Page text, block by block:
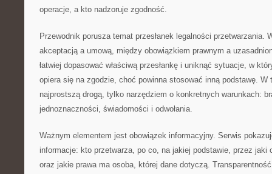
operacje, a kto nadzoruje zgodność.
Przewodnik porusza temat przesłanek legalności przetwarzania.
akceptacją a umową, między obowiązkiem prawnym a
łatwiej dopasować właściwą przesłankę i uniknąć sytuacje, w
opiera się na zgodzie, choć powinna stosować inną podstawę.
najprostszą drogą, tylko narzędziem o konkretnych warunkach:
jednoznaczności, świadomości i odwołania.
Ważnym elementem jest obowiązek informacyjny. Serwis
informacje: kto przetwarza, po co, na jakiej podstawie, przez jaki
oraz jakie prawa ma osoba, której dane dotyczą.